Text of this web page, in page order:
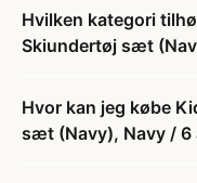
Hvilken kategori
Skiundertøj sæt
Hvor kan jeg købe
sæt (Navy), Navy / 6